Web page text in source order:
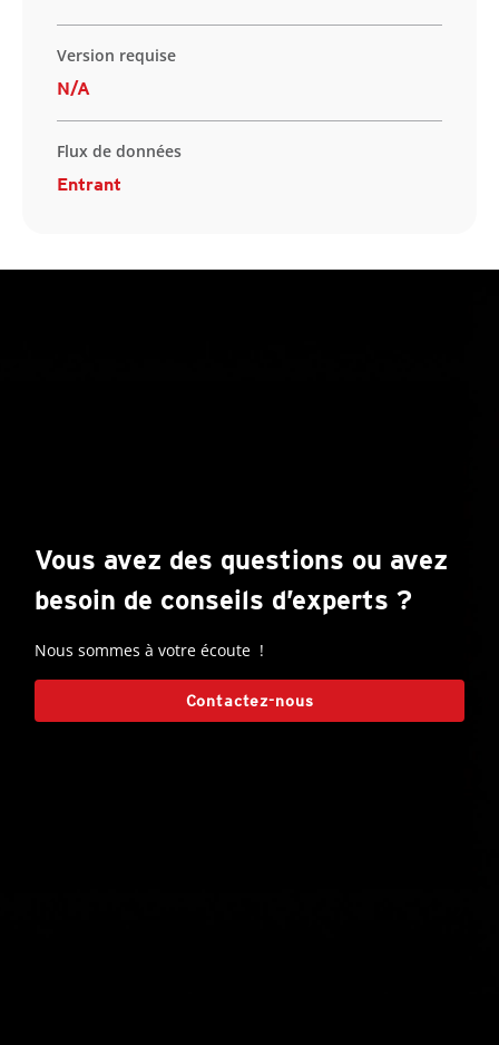
Version requise
N/A
Flux de données
Entrant
Vous avez des questions ou avez
besoin de conseils d’experts ?
Nous sommes à votre écoute !
Contactez-nous